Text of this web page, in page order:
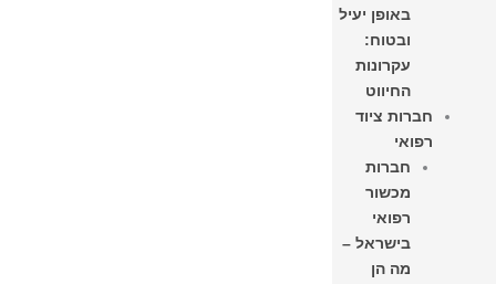
באופן יעיל
ובטוח:
עקרונות
החיווט
חברות ציוד
רפואי
חברות
מכשור
רפואי
בישראל –
מה הן